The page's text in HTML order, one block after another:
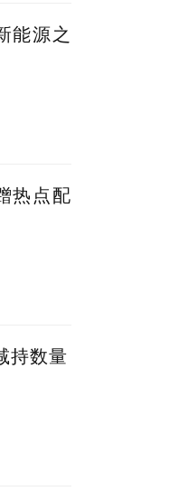
能源之
热点配
持数量